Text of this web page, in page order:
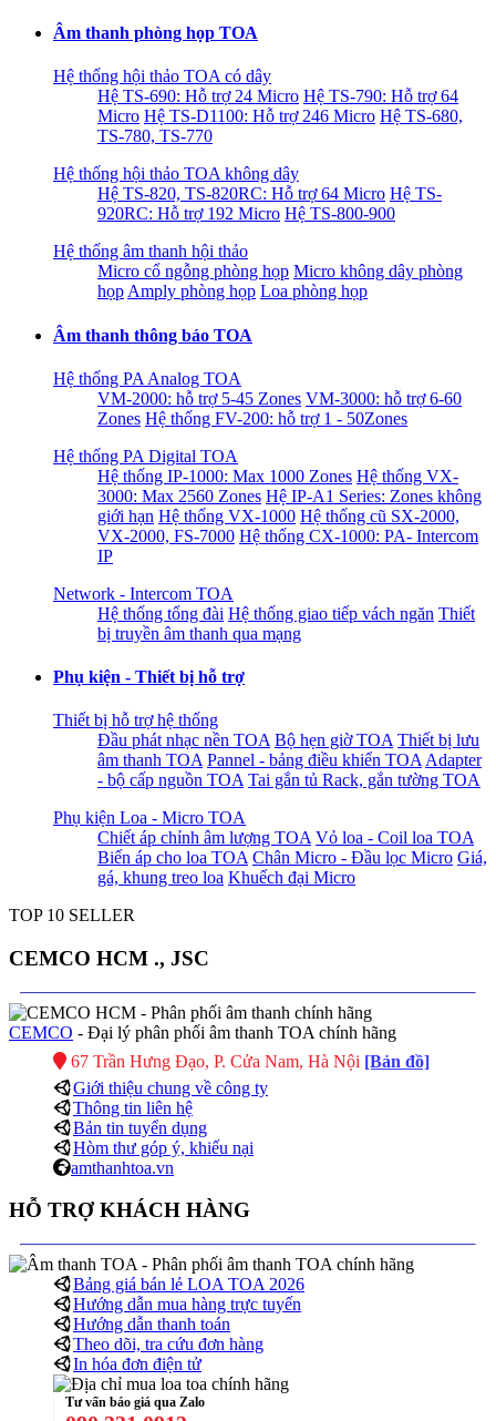
Âm thanh phòng họp TOA
Hệ thống hội thảo TOA có dây
Hệ TS-690: Hỗ trợ 24 Micro Hệ TS-790: Hỗ trợ 64
Micro Hệ TS-D1100: Hỗ trợ 246 Micro Hệ TS-680,
TS-780, TS-770
Hệ thống hội thảo TOA không dây
Hệ TS-820, TS-820RC: Hỗ trợ 64 Micro Hệ TS-
920RC: Hỗ trợ 192 Micro Hệ TS-800-900
Hệ thống âm thanh hội thảo
Micro cổ ngỗng phòng họp Micro không dây phòng
họp Amply phòng họp Loa phòng họp
Âm thanh thông báo TOA
Hệ thống PA Analog TOA
VM-2000: hỗ trợ 5-45 Zones VM-3000: hỗ trợ 6-60
Zones Hệ thống FV-200: hỗ trợ 1 - 50Zones
Hệ thống PA Digital TOA
Hệ thống IP-1000: Max 1000 Zones Hệ thống VX-
3000: Max 2560 Zones Hệ IP-A1 Series: Zones không
giới hạn Hệ thống VX-1000 Hệ thống cũ SX-2000,
VX-2000, FS-7000 Hệ thống CX-1000: PA- Intercom
IP
Network - Intercom TOA
Hệ thống tổng đài Hệ thống giao tiếp vách ngăn Thiết
bị truyền âm thanh qua mạng
Phụ kiện - Thiết bị hỗ trợ
Thiết bị hỗ trợ hệ thống
Đầu phát nhạc nền TOA Bộ hẹn giờ TOA Thiết bị lưu
âm thanh TOA Pannel - bảng điều khiển TOA Adapter
- bộ cấp nguồn TOA Tai gắn tủ Rack, gắn tường TOA
Phụ kiện Loa - Micro TOA
Chiết áp chỉnh âm lượng TOA Vỏ loa - Coil loa TOA
Biến áp cho loa TOA Chân Micro - Đầu lọc Micro Giá,
gá, khung treo loa Khuếch đại Micro
TOP 10 SELLER
CEMCO HCM ., JSC
CEMCO - Đại lý phân phối âm thanh TOA chính hãng
67 Trần Hưng Đạo, P. Cửa Nam, Hà Nội [Bản đồ]
Giới thiệu chung về công ty
Thông tin liên hệ
Bản tin tuyển dụng
Hòm thư góp ý, khiếu nại
amthanhtoa.vn
HỖ TRỢ KHÁCH HÀNG
Bảng giá bán lẻ LOA TOA 2026
Hướng dẫn mua hàng trực tuyến
Hướng dẫn thanh toán
Theo dõi, tra cứu đơn hàng
In hóa đơn điện tử
Tư vấn báo giá qua Zalo